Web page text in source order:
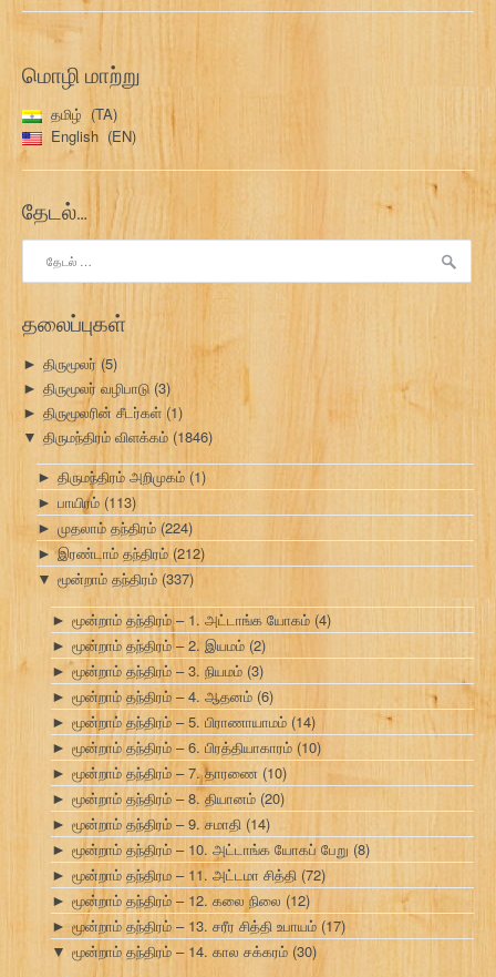
மொழி மாற்று
தமிழ்
TA
English
EN
தேடல்…
தேடு:
தலைப்புகள்
► திருமூலர் (5)
► திருமூலர் வழிபாடு (3)
► திருமூலரின் சீடர்கள் (1)
▼ திருமந்திரம் விளக்கம் (1846)
► திருமந்திரம் அறிமுகம் (1)
► பாயிரம் (113)
► முதலாம் தந்திரம் (224)
► இரண்டாம் தந்திரம் (212)
▼ மூன்றாம் தந்திரம் (337)
► மூன்றாம் தந்திரம் – 1. அட்டாங்க யோகம் (4)
► மூன்றாம் தந்திரம் – 2. இயமம் (2)
► மூன்றாம் தந்திரம் – 3. நியமம் (3)
► மூன்றாம் தந்திரம் – 4. ஆதனம் (6)
► மூன்றாம் தந்திரம் – 5. பிராணாயாமம் (14)
► மூன்றாம் தந்திரம் – 6. பிரத்தியாகாரம் (10)
► மூன்றாம் தந்திரம் – 7. தாரணை (10)
► மூன்றாம் தந்திரம் – 8. தியானம் (20)
► மூன்றாம் தந்திரம் – 9. சமாதி (14)
► மூன்றாம் தந்திரம் – 10. அட்டாங்க யோகப் பேறு (8)
► மூன்றாம் தந்திரம – 11. அட்டமா சித்தி (72)
► மூன்றாம் தந்திரம் – 12. கலை நிலை (12)
► மூன்றாம் தந்திரம் – 13. சரீர சித்தி உபாயம் (17)
▼ மூன்றாம் தந்திரம் – 14. கால சக்கரம் (30)